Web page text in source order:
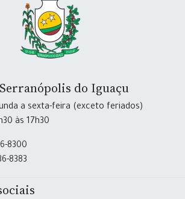
do Iguaçu
a sexta-feira (exceto feriados)
às 17h30
8300
8383